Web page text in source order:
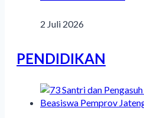
2 Juli 2026
PENDIDIKAN